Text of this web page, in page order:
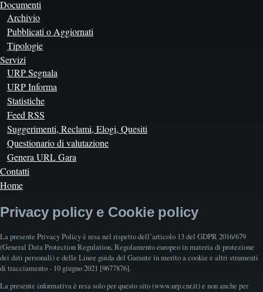
Documenti
Archivio
Pubblicati o Aggiornati
Tipologie
Servizi
URP Segnala
URP Informa
Statistiche
Feed RSS
Suggerimenti, Reclami, Elogi, Quesiti
Questionario di valutazione
Genera URL Gara
Contatti
Home
Privacy policy e Cookie policy
La presente Privacy Policy è resa nel rispetto dell’articolo 13 del GDPR 2016/679
(General Data Protection Regulation, Regolamento europeo in materia di protezione
dei dati personali) e delle Linee guida del Garante in merito a cookie e altri strumenti
di tracciamento - 10 giugno 2021 [9677876].
La presente informativa è resa solo per questo sito (www.urp.cnr.it) e non anche per